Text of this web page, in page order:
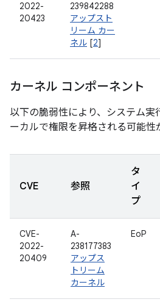
2022-
20423
239842288
アップスト
リーム カー
ネル [2]
カーネル コンポーネント
以下の脆弱性により、システム実
ーカルで権限を昇格される可能性
CVE 参照
タ
イ
プ
CVE-
2022-
20409
A-
238177383
アップス
トリーム
カーネル
EoP